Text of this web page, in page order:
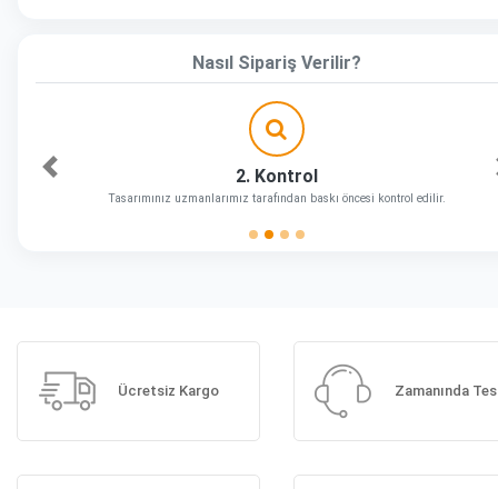
Nasıl Sipariş Verilir?
2. Kontrol
Tasarımınız uzmanlarımız tarafından baskı öncesi kontrol edilir.
Önceki
Ücretsiz Kargo Zamanında